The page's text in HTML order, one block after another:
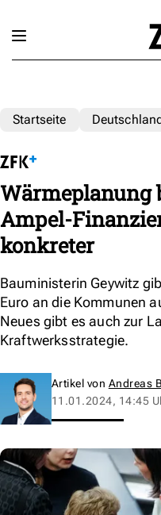
Startseite
Wärmeplanung
Ampel-
konkreter
Bauministerin Geywitz
Euro an die Kommunen
Neues gibt es auch zur
Kraftwerksstrategie.
Artikel von Andreas
11.01.2024, 14:45